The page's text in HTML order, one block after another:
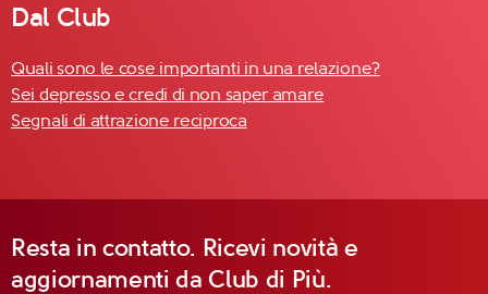
Dal Club
Quali sono le cose importanti in una relazione?
Sei depresso e credi di non saper amare
Segnali di attrazione reciproca
Resta in contatto. Ricevi novità e
aggiornamenti da Club di Più.